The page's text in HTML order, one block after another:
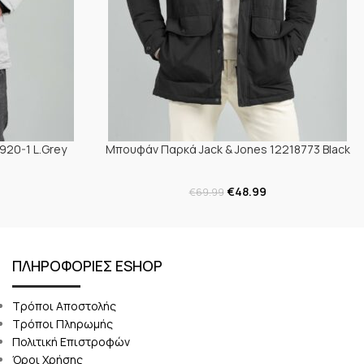
1 L.Grey Μπουφάν Παρκά Jack & Jones 12218773 Black
€69.99 €48.99
ΠΛΗΡΟΦΟΡΙΕΣ ESHOP
Τρόποι Αποστολής
Τρόποι Πληρωμής
Πολιτική Επιστροφών
Όροι Χρήσης